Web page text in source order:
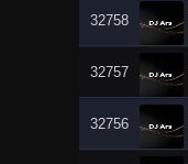
32758
32757
32756